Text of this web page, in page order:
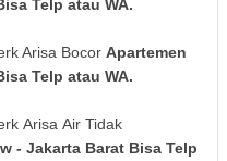
Telp atau WA.
Arisa Bocor Apartemen
Telp atau WA.
Arisa Air Tidak
- Jakarta Barat Bisa Telp